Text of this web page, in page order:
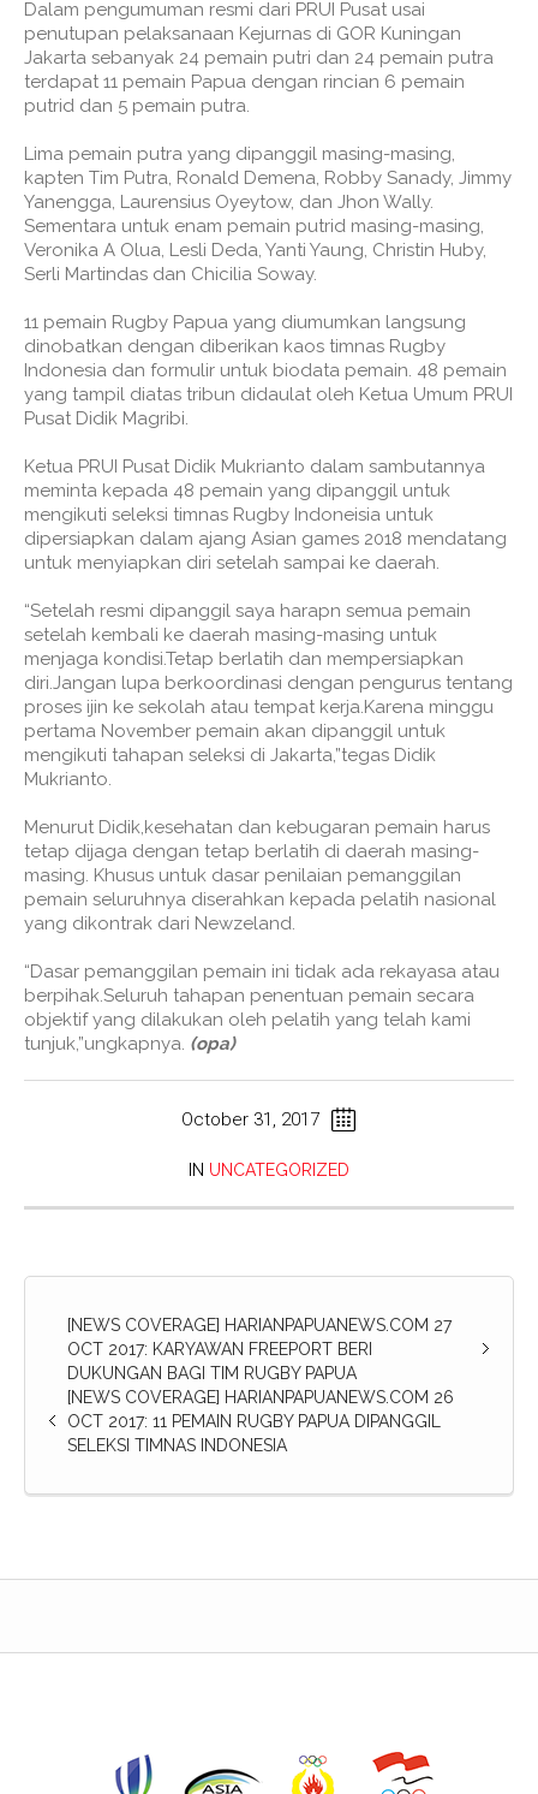
Dalam pengumuman resmi dari PRUI Pusat usai
penutupan pelaksanaan Kejurnas di GOR Kuningan
Jakarta sebanyak 24 pemain putri dan 24 pemain putra
terdapat 11 pemain Papua dengan rincian 6 pemain
putrid dan 5 pemain putra.
Lima pemain putra yang dipanggil masing-masing,
kapten Tim Putra, Ronald Demena, Robby Sanady, Jimmy
Yanengga, Laurensius Oyeytow, dan Jhon Wally.
Sementara untuk enam pemain putrid masing-masing,
Veronika A Olua, Lesli Deda, Yanti Yaung, Christin Huby,
Serli Martindas dan Chicilia Soway.
11 pemain Rugby Papua yang diumumkan langsung
dinobatkan dengan diberikan kaos timnas Rugby
Indonesia dan formulir untuk biodata pemain. 48 pemain
yang tampil diatas tribun didaulat oleh Ketua Umum PRUI
Pusat Didik Magribi.
Ketua PRUI Pusat Didik Mukrianto dalam sambutannya
meminta kepada 48 pemain yang dipanggil untuk
mengikuti seleksi timnas Rugby Indoneisia untuk
dipersiapkan dalam ajang Asian games 2018 mendatang
untuk menyiapkan diri setelah sampai ke daerah.
“Setelah resmi dipanggil saya harapn semua pemain
setelah kembali ke daerah masing-masing untuk
menjaga kondisi.Tetap berlatih dan mempersiapkan
diri.Jangan lupa berkoordinasi dengan pengurus tentang
proses ijin ke sekolah atau tempat kerja.Karena minggu
pertama November pemain akan dipanggil untuk
mengikuti tahapan seleksi di Jakarta,”tegas Didik
Mukrianto.
Menurut Didik,kesehatan dan kebugaran pemain harus
tetap dijaga dengan tetap berlatih di daerah masing-
masing. Khusus untuk dasar penilaian pemanggilan
pemain seluruhnya diserahkan kepada pelatih nasional
yang dikontrak dari Newzeland.
“Dasar pemanggilan pemain ini tidak ada rekayasa atau
berpihak.Seluruh tahapan penentuan pemain secara
objektif yang dilakukan oleh pelatih yang telah kami
tunjuk,”ungkapnya. (opa)
October 31, 2017
IN UNCATEGORIZED
[NEWS COVERAGE] HARIANPAPUANEWS.COM 27
OCT 2017: KARYAWAN FREEPORT BERI
DUKUNGAN BAGI TIM RUGBY PAPUA
[NEWS COVERAGE] HARIANPAPUANEWS.COM 26
OCT 2017: 11 PEMAIN RUGBY PAPUA DIPANGGIL
SELEKSI TIMNAS INDONESIA